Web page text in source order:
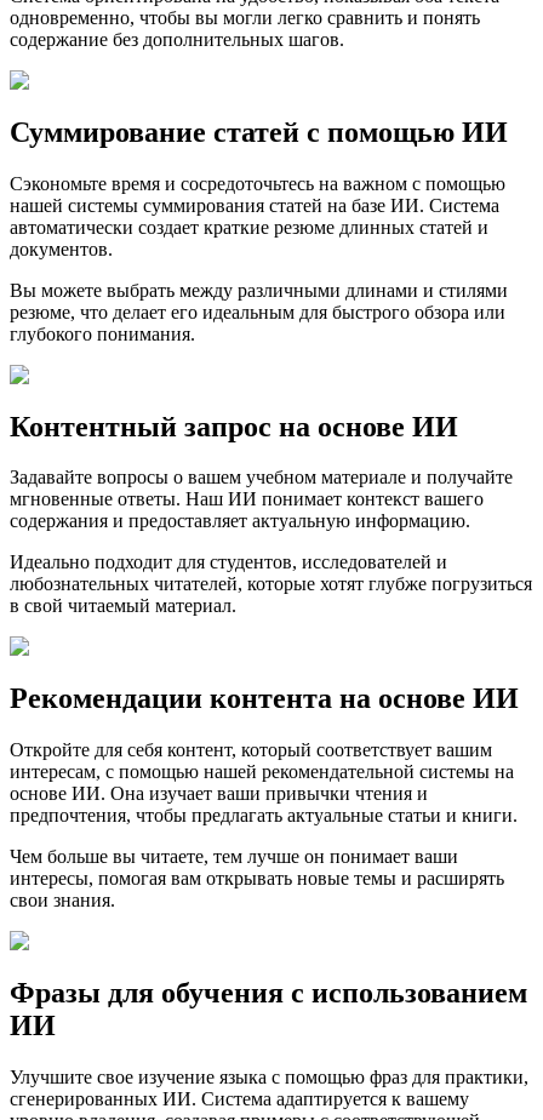
одновременно, чтобы вы могли легко сравнить и понять
содержание без дополнительных шагов.
Суммирование статей с помощью ИИ
Сэкономьте время и сосредоточьтесь на важном с помощью
нашей системы суммирования статей на базе ИИ. Система
автоматически создает краткие резюме длинных статей и
документов.
Вы можете выбрать между различными длинами и стилями
резюме, что делает его идеальным для быстрого обзора или
глубокого понимания.
Контентный запрос на основе ИИ
Задавайте вопросы о вашем учебном материале и получайте
мгновенные ответы. Наш ИИ понимает контекст вашего
содержания и предоставляет актуальную информацию.
Идеально подходит для студентов, исследователей и
любознательных читателей, которые хотят глубже погрузиться
в свой читаемый материал.
Рекомендации контента на основе ИИ
Откройте для себя контент, который соответствует вашим
интересам, с помощью нашей рекомендательной системы на
основе ИИ. Она изучает ваши привычки чтения и
предпочтения, чтобы предлагать актуальные статьи и книги.
Чем больше вы читаете, тем лучше он понимает ваши
интересы, помогая вам открывать новые темы и расширять
свои знания.
Фразы для обучения с использованием
ИИ
Улучшите свое изучение языка с помощью фраз для практики,
сгенерированных ИИ. Система адаптируется к вашему